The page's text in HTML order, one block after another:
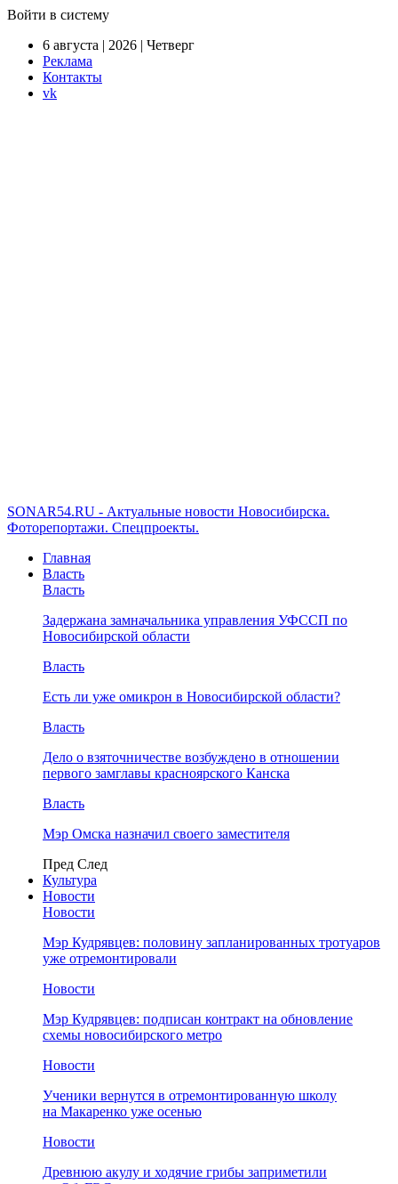
Войти в систему
6 августа | 2026 | Четверг
Реклама
Контакты
vk
SONAR54.RU - Актуальные новости Новосибирска.
Фоторепортажи. Спецпроекты.
Главная
Власть
Власть
Задержана замначальника управления УФССП по
Новосибирской области
Власть
Есть ли уже омикрон в Новосибирской области?
Власть
Дело о взяточничестве возбуждено в отношении
первого замглавы красноярского Канска
Власть
Мэр Омска назначил своего заместителя
Пред След
Культура
Новости
Новости
Мэр Кудрявцев: половину запланированных тротуаров
уже отремонтировали
Новости
Мэр Кудрявцев: подписан контракт на обновление
схемы новосибирского метро
Новости
Ученики вернутся в отремонтированную школу
на Макаренко уже осенью
Новости
Древнюю акулу и ходячие грибы заприметили